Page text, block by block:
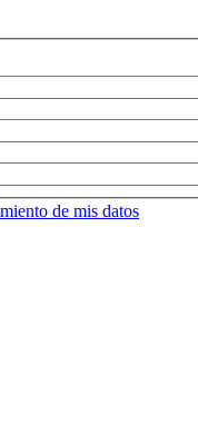
de mis datos